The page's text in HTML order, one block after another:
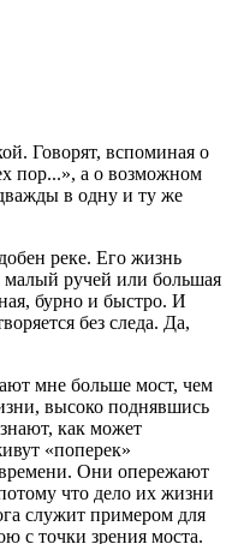
Говорят, вспоминая о
пор...», а о возможном
в одну и ту же
реке. Его жизнь
малый ручей или большая
бурно и быстро. И
без следа. Да,
мне больше мост, чем
высоко поднявшись
как может
«поперек»
Они опережают
что дело их жизни
служит примером для
с точки зрения моста.